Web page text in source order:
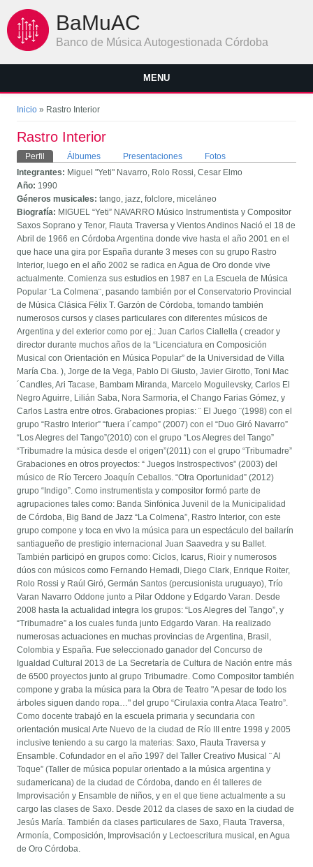
BaMuAC
Banco de Música Autogestionada Córdoba
MENU
Se encuentra usted aquí
Inicio » Rastro Interior
Rastro Interior
Solapas principales
Perfil (solapa activa)
Álbumes Presentaciones
Fotos
Integrantes: Miguel "Yeti" Navarro, Rolo Rossi, Cesar Elmo
Año: 1990
Géneros musicales:tango, jazz, folclore, miceláneo
Biografía: MIGUEL “Yeti” NAVARRO Músico Instrumentista y Compositor
Saxos Soprano y Tenor, Flauta Traversa y Vientos Andinos Nació el 18 de
Abril de 1966 en Córdoba Argentina donde vive hasta el año 2001 en el
que hace una gira por España durante 3 meses con su grupo Rastro
Interior, luego en el año 2002 se radica en Agua de Oro donde vive
actualmente. Comienza sus estudios en 1987 en La Escuela de Música
Popular ¨La Colmena¨, pasando también por el Conservatorio Provincial
de Música Clásica Félix T. Garzón de Córdoba, tomando también
numerosos cursos y clases particulares con diferentes músicos de
Argentina y del exterior como por ej.: Juan Carlos Ciallella ( creador y
director durante muchos años de la “Licenciatura en Composición
Musical con Orientación en Música Popular” de la Universidad de Villa
María Cba. ), Jorge de la Vega, Pablo Di Giusto, Javier Girotto, Toni Mac
´Candles, Ari Tacase, Bambam Miranda, Marcelo Moguilevsky, Carlos El
Negro Aguirre, Lilián Saba, Nora Sarmoria, el Chango Farias Gómez, y
Carlos Lastra entre otros. Grabaciones propias: ¨ El Juego ¨(1998) con el
grupo “Rastro Interior” “fuera i´campo” (2007) con el “Duo Giró Navarro”
“Los Alegres del Tango”(2010) con el grupo “Los Alegres del Tango”
“Tribumadre la música desde el origen”(2011) con el grupo “Tribumadre”
Grabaciones en otros proyectos: “ Juegos Instrospectivos” (2003) del
músico de Río Tercero Joaquín Ceballos. “Otra Oportunidad” (2012)
grupo “Indigo”. Como instrumentista y compositor formó parte de
agrupaciones tales como: Banda Sinfónica Juvenil de la Municipalidad
de Córdoba, Big Band de Jazz “La Colmena”, Rastro Interior, con este
grupo compone y toca en vivo la música para un espectáculo del bailarín
santiagueño de prestigio internacional Juan Saavedra y su Ballet.
También participó en grupos como: Ciclos, Icarus, Rioir y numerosos
dúos con músicos como Fernando Hemadi, Diego Clark, Enrique Roiter,
Rolo Rossi y Raúl Giró, Germán Santos (percusionista uruguayo), Trío
Varan Navarro Oddone junto a Pilar Oddone y Edgardo Varan. Desde
2008 hasta la actualidad integra los grupos: “Los Alegres del Tango”, y
“Tribumadre” a los cuales funda junto Edgardo Varan. Ha realizado
numerosas actuaciones en muchas provincias de Argentina, Brasil,
Colombia y España. Fue seleccionado ganador del Concurso de
Igualdad Cultural 2013 de La Secretaría de Cultura de Nación entre más
de 6500 proyectos junto al grupo Tribumadre. Como Compositor también
compone y graba la música para la Obra de Teatro "A pesar de todo los
árboles siguen dando ropa…" del grupo “Cirulaxia contra Ataca Teatro”.
Como docente trabajó en la escuela primaria y secundaria con
orientación musical Arte Nuevo de la ciudad de Río III entre 1998 y 2005
inclusive teniendo a su cargo la materias: Saxo, Flauta Traversa y
Ensamble. Cofundador en el año 1997 del Taller Creativo Musical ¨ Al
Toque” (Taller de música popular orientado a la música argentina y
sudamericana) de la ciudad de Córdoba, dando en él talleres de
Improvisación y Ensamble de niños, y en el que tiene actualmente a su
cargo las clases de Saxo. Desde 2012 da clases de saxo en la ciudad de
Jesús María. También da clases particulares de Saxo, Flauta Traversa,
Armonía, Composición, Improvisación y Lectoescritura musical, en Agua
de Oro Córdoba.